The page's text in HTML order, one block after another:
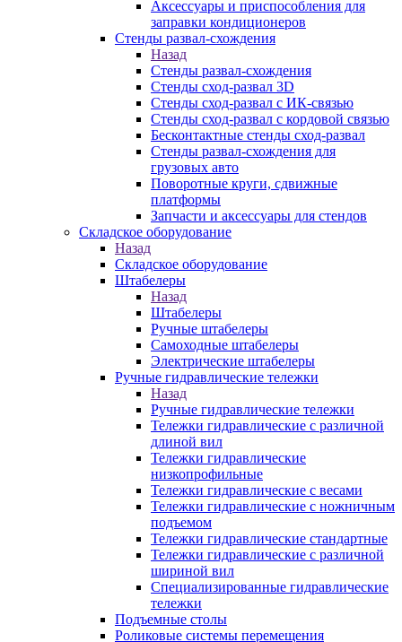
Аксессуары и приспособления для
заправки кондиционеров
Стенды развал-схождения
Назад
Стенды развал-схождения
Стенды сход-развал 3D
Стенды сход-развал с ИК-связью
Стенды сход-развал с кордовой связью
Бесконтактные стенды сход-развал
Стенды развал-схождения для
грузовых авто
Поворотные круги, сдвижные
платформы
Запчасти и аксессуары для стендов
Складское оборудование
Назад
Складское оборудование
Штабелеры
Назад
Штабелеры
Ручные штабелеры
Самоходные штабелеры
Электрические штабелеры
Ручные гидравлические тележки
Назад
Ручные гидравлические тележки
Тележки гидравлические с различной
длиной вил
Тележки гидравлические
низкопрофильные
Тележки гидравлические с весами
Тележки гидравлические с ножничным
подъемом
Тележки гидравлические стандартные
Тележки гидравлические с различной
шириной вил
Специализированные гидравлические
тележки
Подъемные столы
Роликовые системы перемещения